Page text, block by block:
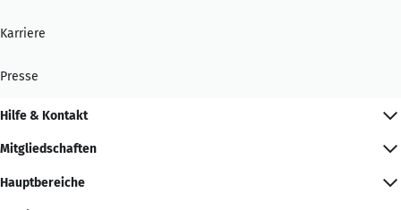
Karriere
Presse
Hilfe & Kontakt
Mitgliedschaften
Hauptbereiche